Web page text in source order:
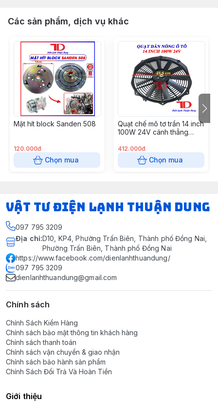
Các sản phẩm, dịch vụ khác
Mặt hít block Sanden 508
120.000đ
Chọn mua
Quạt chế mô tơ trần 14 inch
100W 24V cánh thẳng
412.000đ
Chọn mua
VẬT TƯ ĐIỆN LẠNH THUẬN DUNG
097 795 3209
Địa chỉ:D10, KP4, Phường Trấn Biên, Thành phố Đồng Nai,
Phường Trấn Biên, Thành phố Đồng Nai
https://www.facebook.com/dienlanhthuandung/
097 795 3209
dienlanhthuandung@gmail.com
Chính sách
Chính Sách Kiểm Hàng
Chính sách bảo mật thông tin khách hàng
Chính sách thanh toán
Chính sách vận chuyển & giao nhận
Chính sách bảo hành sản phẩm
Chính Sách Đổi Trả Và Hoàn Tiền
Giới thiệu